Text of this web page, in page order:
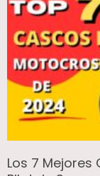
Los 7